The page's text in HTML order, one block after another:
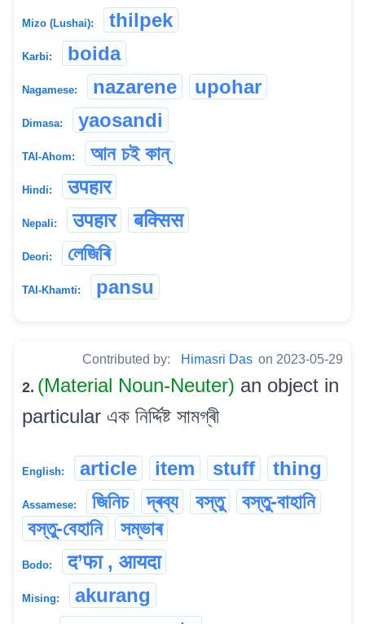
Mizo (Lushai): thilpek
Karbi: boida
Nagamese: nazarene upohar
Dimasa: yaosandi
TAI-Ahom: আন চই কান্
Hindi: उपहार
Nepali: उपहार बक्सिस
Deori: লেজিৰি
TAI-Khamti: pansu
Contributed by: Himasri Das on 2023-05-29
2. (Material Noun-Neuter) an object in
particular এক নিৰ্দ্দিষ্ট সামগ্ৰী
English: article item stuff thing
Assamese: জিনিচ দ্ৰব্য বস্তু
বস্তু-বাহানি
বস্তু-বেহানি
সম্ভাৰ
Bodo: द’फा , आयदा
Mising:
akurang